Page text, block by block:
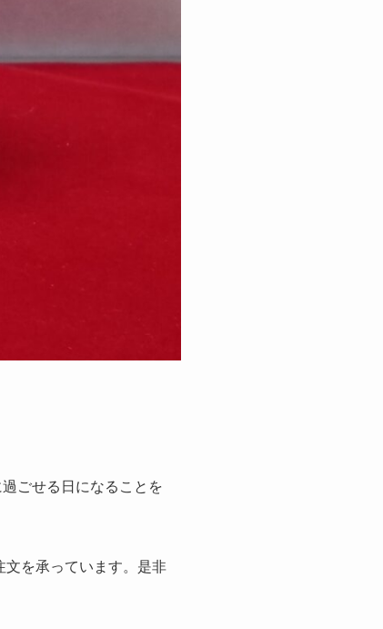
ごせる日になることを
を承っています。是非